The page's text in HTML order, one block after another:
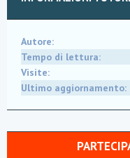
Autore
Tempo di lettura
Visite
Ultimo aggiornamento